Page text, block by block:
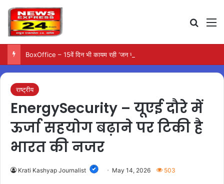
राष्ट्रीय
EnergySecurity – यूएई दौरे में
ऊर्जा सहयोग बढ़ाने पर टिकी है
भारत की नजर
Krati Kashyap Journalist May 14, 2026 503